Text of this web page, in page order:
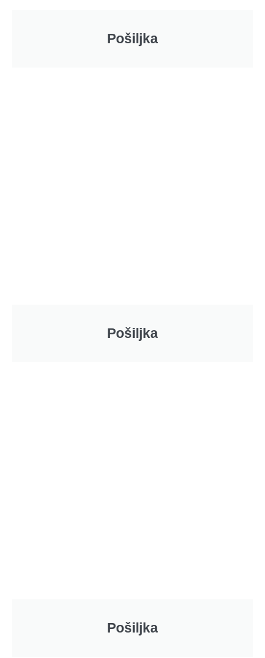
Pošiljka
Pošiljka
Pošiljka